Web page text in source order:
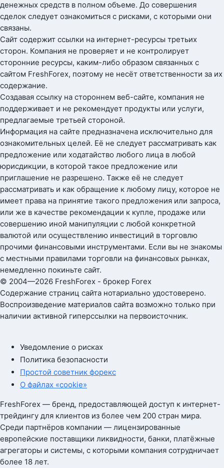
денежных средств в полном объеме. До совершения
сделок следует ознакомиться с рисками, с которыми они
связаны.
Сайт содержит ссылки на интернет-ресурсы третьих
сторон. Компания не проверяет и не контролирует
сторонние ресурсы, каким-либо образом связанных с
сайтом FreshForex, поэтому не несёт ответственности за их
содержание.
Создавая ссылку на стороннем веб-сайте, компания не
поддерживает и не рекомендует продукты или услуги,
предлагаемые третьей стороной.
Информация на сайте предназначена исключительно для
ознакомительных целей. Её не следует рассматривать как
предложение или ходатайство любого лица в любой
юрисдикции, в которой такое предложение или
приглашение не разрешено. Также её не следует
рассматривать и как обращение к любому лицу, которое не
имеет права на принятие такого предложения или запроса,
или же в качестве рекомендации к купле, продаже или
совершению иной манипуляции с любой конкретной
валютой или осуществлению инвестиций в торговлю
прочими финансовыми инструментами. Если вы не знакомы
с местными правилами торговли на финансовых рынках,
немедленно покиньте сайт.
© 2004—2026 FreshForex - брокер Forex
Содержание страниц сайта нотариально удостоверено.
Воспроизведение материалов сайта возможно только при
наличии активной гиперссылки на первоисточник.
Уведомление о рисках
Политика безопасности
Простой советник форекс
О файлах «cookie»
FreshForex — бренд, предоставляющей доступ к интернет-
трейдингу для клиентов из более чем 200 стран мира.
Среди партнёров компании — лицензированные
европейские поставщики ликвидности, банки, платёжные
агрегаторы и системы, с которыми компания сотрудничает
более 18 лет.